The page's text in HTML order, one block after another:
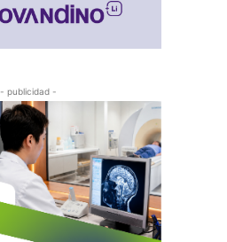
- publicidad -